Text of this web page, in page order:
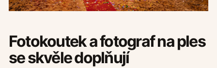
Fotokoutek a fotograf na ples
se skvěle doplňují